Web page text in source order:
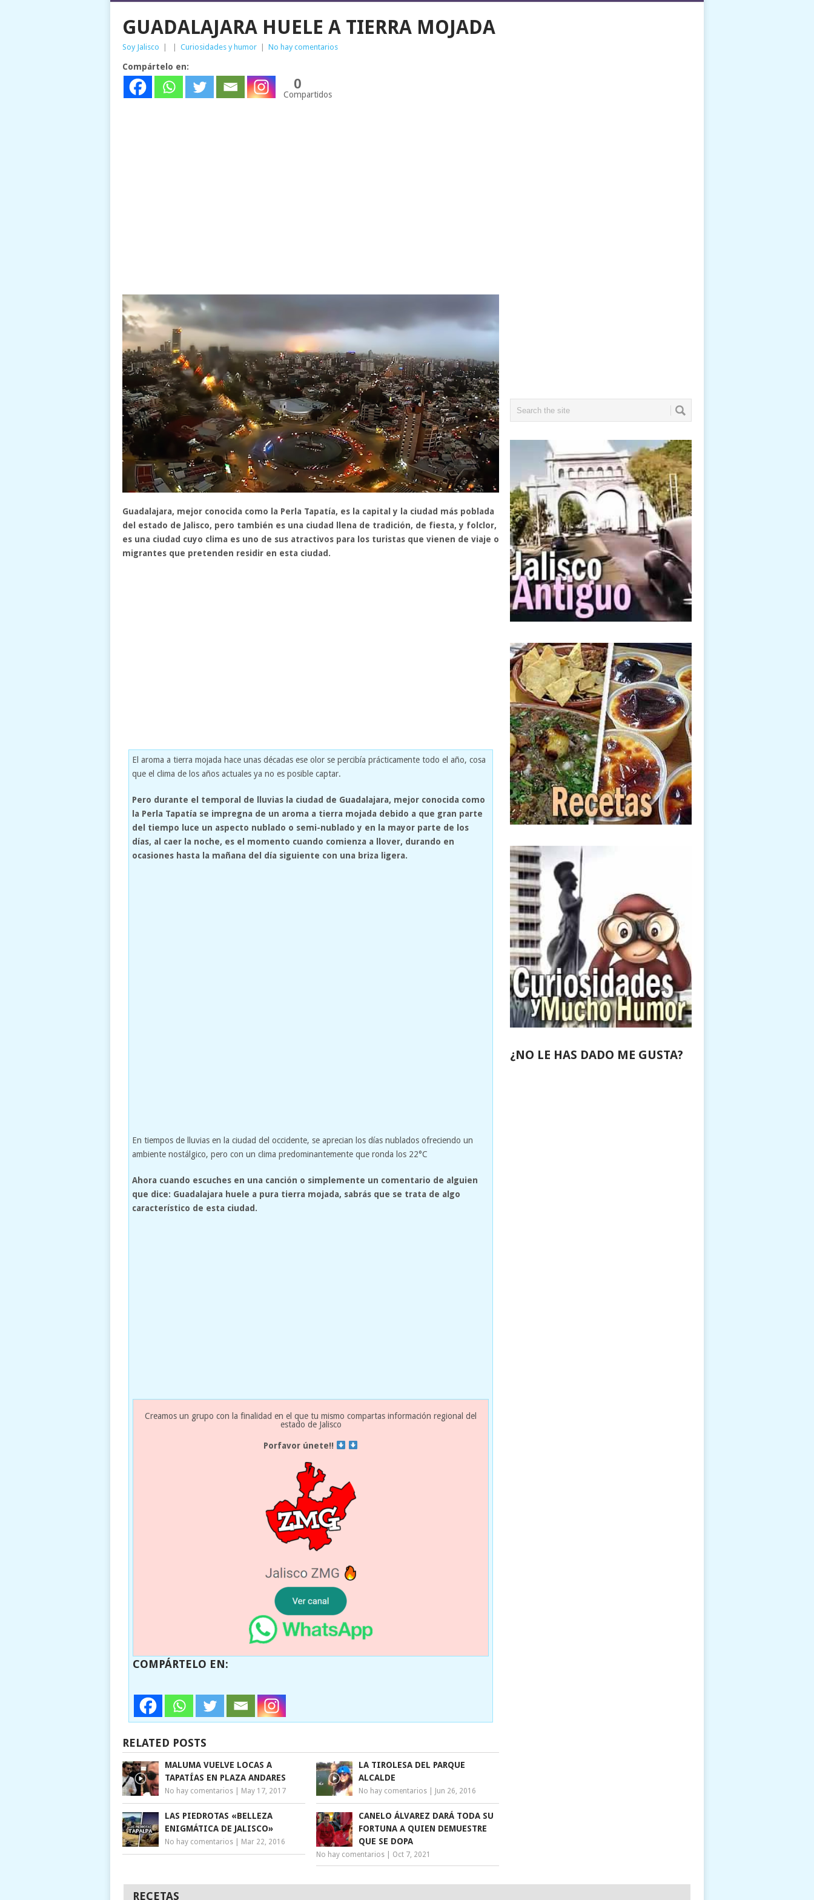
GUADALAJARA HUELE A TIERRA MOJADA
Soy Jalisco Curiosidades y humor No hay comentarios
Compártelo en:
0
Compartidos
Guadalajara, mejor conocida como la Perla Tapatía, es la capital y la ciudad más poblada
del estado de Jalisco, pero también es una ciudad llena de tradición, de fiesta, y folclor,
es una ciudad cuyo clima es uno de sus atractivos para los turistas que vienen de viaje o
migrantes que pretenden residir en esta ciudad.
El aroma a tierra mojada hace unas décadas ese olor se percibía prácticamente todo el año, cosa
que el clima de los años actuales ya no es posible captar.
Pero durante el temporal de lluvias la ciudad de Guadalajara, mejor conocida como
la Perla Tapatía se impregna de un aroma a tierra mojada debido a que gran parte
del tiempo luce un aspecto nublado o semi-nublado y en la mayor parte de los
días, al caer la noche, es el momento cuando comienza a llover, durando en
ocasiones hasta la mañana del día siguiente con una briza ligera.
En tiempos de lluvias en la ciudad del occidente, se aprecian los días nublados ofreciendo un
ambiente nostálgico, pero con un clima predominantemente que ronda los 22°C
Ahora cuando escuches en una canción o simplemente un comentario de alguien
que dice: Guadalajara huele a pura tierra mojada, sabrás que se trata de algo
característico de esta ciudad.
Creamos un grupo con la finalidad en el que tu mismo compartas información regional del
estado de Jalisco
Porfavor únete!!
COMPÁRTELO EN:
RELATED POSTS
MALUMA VUELVE LOCAS A
TAPATÍAS EN PLAZA ANDARES
No hay comentarios May 17, 2017
LA TIROLESA DEL PARQUE
ALCALDE
No hay comentarios Jun 26, 2016
LAS PIEDROTAS «BELLEZA
ENIGMÁTICA DE JALISCO»
No hay comentarios Mar 22, 2016
CANELO ÁLVAREZ DARÁ TODA SU
FORTUNA A QUIEN DEMUESTRE
QUE SE DOPA
No hay comentarios Oct 7, 2021
¿NO LE HAS DADO ME GUSTA?
RECETAS